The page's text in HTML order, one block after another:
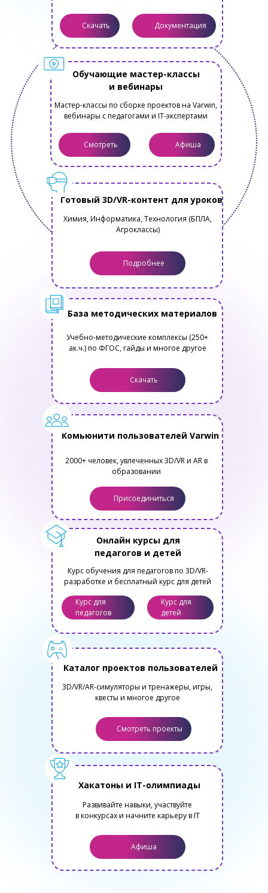
Химия, Информатика, Технология (БПЛА,
Агроклассы)
Готовый 3D/VR-контент для уроков
Подробнее
Смотреть Афиша
Мастер-классы по сборке проектов на Varwin,
вебинары с педагогами и IT-экспертами
Обучающие мастер-классы
и вебинары
Учебно-методические комплексы (250+
ак.ч.) по ФГОС, гайды и многое другое
База методических материалов
Скачать
Курс для
педагогов
Курс для
детей
Курс обучения для педагогов по 3D/VR-
разработке и бесплатный курс для детей
Онлайн курсы для
педагогов и детей
3D/VR/AR-симуляторы и тренажеры, игры,
квесты и многое другое
Каталог проектов пользователей
Смотреть проекты
2000+ человек, увлеченных 3D/VR и AR в
образовании
Комьюнити пользователей Varwin
Присоединиться
Развивайте навыки, участвуйте
в конкурсах и начните карьеру в IT
Хакатоны и IT-олимпиады
Афиша
Скачать Документация